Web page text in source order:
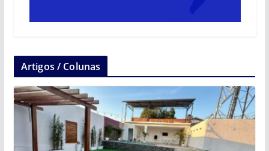
Artigos / Colunas